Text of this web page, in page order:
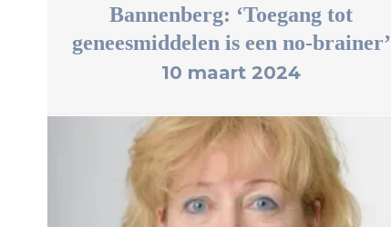
Bannenberg: ‘Toegang tot
geneesmiddelen is een no-brainer’
10 maart 2024